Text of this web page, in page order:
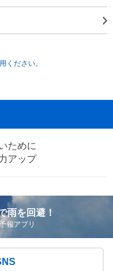
ください。
ために
アップ
雨を回避！
報アプリ